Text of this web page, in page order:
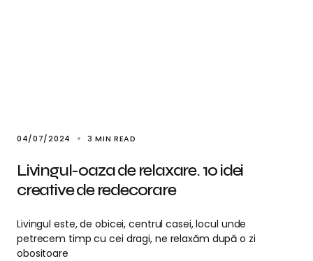
04/07/2024 3 MIN READ
Livingul-oaza de relaxare. 10 idei
creative de redecorare
Livingul este, de obicei, centrul casei, locul unde
petrecem timp cu cei dragi, ne relaxăm după o zi
obositoare